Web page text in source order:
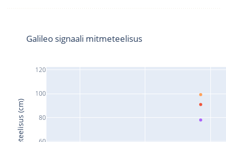
80
100
120
Galileo signaali mitmeteelisus